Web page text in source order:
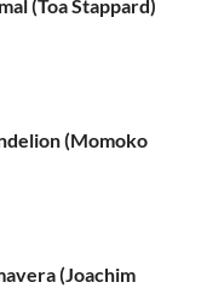
(Toa Stappard)
(Momoko
(Joachim